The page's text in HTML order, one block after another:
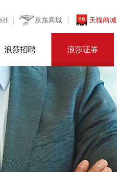
京东商城 天猫商城
浪莎招聘 浪莎证券